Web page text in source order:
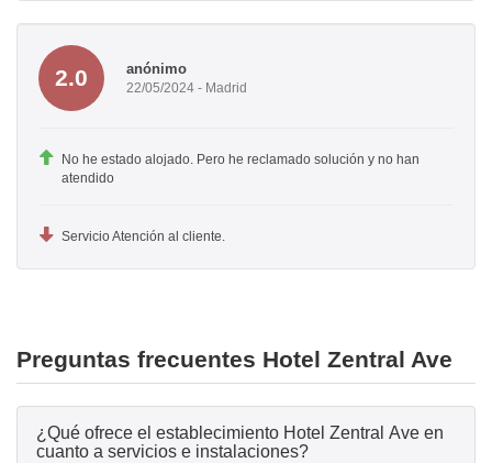
2.0 anónimo
22/05/2024 - Madrid
No he estado alojado. Pero he reclamado solución y no han
atendido
Servicio Atención al cliente.
Preguntas frecuentes Hotel Zentral Ave
¿Qué ofrece el establecimiento Hotel Zentral Ave en
cuanto a servicios e instalaciones?